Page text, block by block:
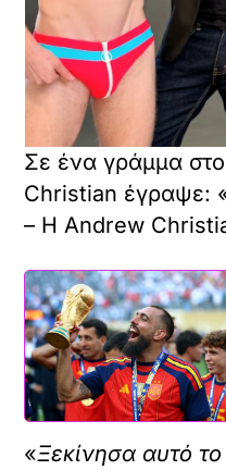
Σε ένα γράμμα
Christian έγραψε:
– Η Andrew
«Ξεκίνησα αυτό το